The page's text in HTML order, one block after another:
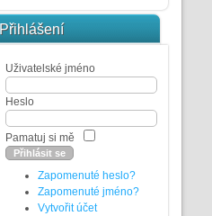
Přihlášení
Uživatelské jméno
Heslo
Pamatuj si mě
Zapomenuté heslo?
Zapomenuté jméno?
Vytvořit účet